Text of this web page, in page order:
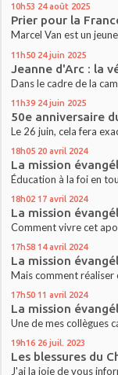
10h53 24 août 2025
Prier pour la
Marcel Van est un
11h50 24 juin 2025
Jeanne d'Arc : la
Dans le cadre de la
11h39 24 juin 2025
50e anniversaire
Le 26 juin, cela fera
18h05 20 avril 2024
La mission
Éducation à la foi en
18h02 17 avril 2024
La mission
Comment vivre cet
17h58 14 avril 2024
La mission
Mais comment réaliser
17h50 11 avril 2024
La mission
Une de mes collègues
19h16 26 juil. 2023
Les blessures du
J'ai la joie de vous